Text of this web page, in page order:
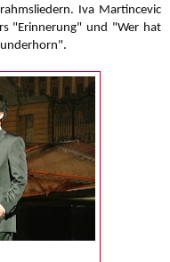
Iva Martincevic
"Erinnerung" und "Wer hat